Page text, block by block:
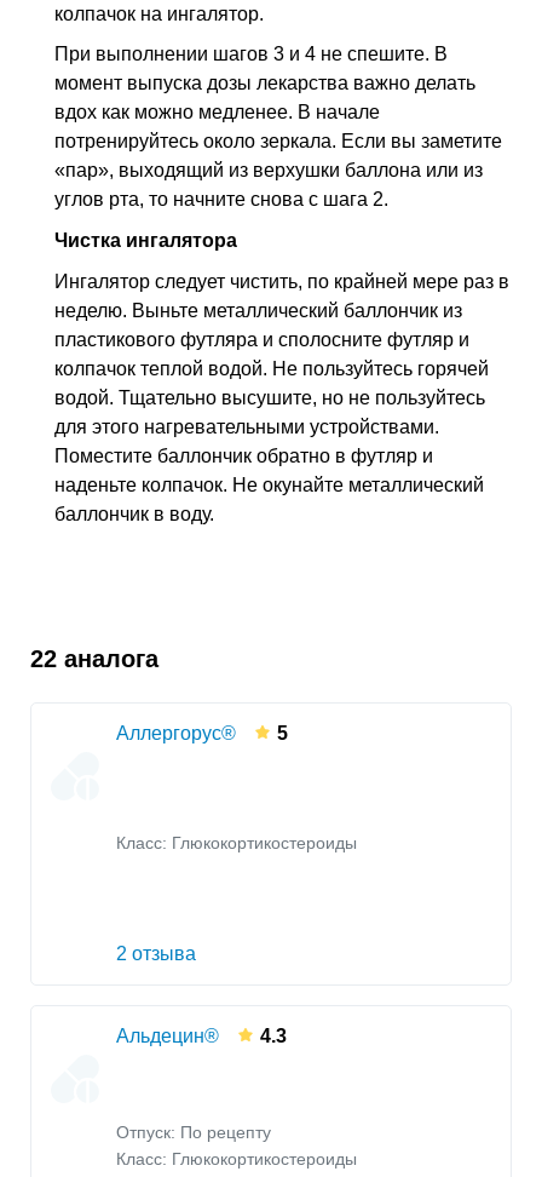
колпачок на ингалятор.
При выполнении шагов 3 и 4 не спешите. В
момент выпуска дозы лекарства важно делать
вдох как можно медленее. В начале
потренируйтесь около зеркала. Если вы заметите
«пар», выходящий из верхушки баллона или из
углов рта, то начните снова с шага 2.
Чистка ингалятора
Ингалятор следует чистить, по крайней мере раз в
неделю. Выньте металлический баллончик из
пластикового футляра и сполосните футляр и
колпачок теплой водой. Не пользуйтесь горячей
водой. Тщательно высушите, но не пользуйтесь
для этого нагревательными устройствами.
Поместите баллончик обратно в футляр и
наденьте колпачок. Не окунайте металлический
баллончик в воду.
22 аналога
Аллергорус® 5
Класс: Глюкокортикостероиды
2 отзыва
Альдецин® 4.3
Отпуск: По рецепту
Класс: Глюкокортикостероиды